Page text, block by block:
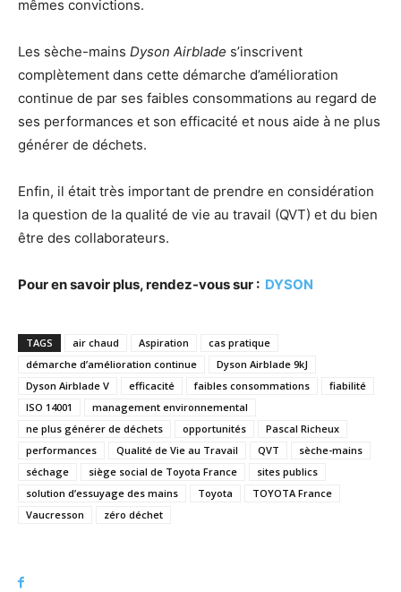
mêmes convictions.
Les sèche-mains Dyson Airblade s’inscrivent
complètement dans cette démarche d’amélioration
continue de par ses faibles consommations au regard de
ses performances et son efficacité et nous aide à ne plus
générer de déchets.
Enfin, il était très important de prendre en considération
la question de la qualité de vie au travail (QVT) et du bien
être des collaborateurs.
Pour en savoir plus, rendez-vous sur : DYSON
TAGS air chaud Aspiration
cas pratique
démarche d’amélioration continue
Dyson Airblade 9kJ
Dyson Airblade V
efficacité faibles consommations
fiabilité
ISO 14001
management environnemental
ne plus générer de déchets
opportunités
Pascal Richeux
performances
Qualité de Vie au Travail QVT
sèche-mains
séchage
siège social de Toyota France
sites publics
solution d’essuyage des mains
Toyota
TOYOTA France
Vaucresson
zéro déchet